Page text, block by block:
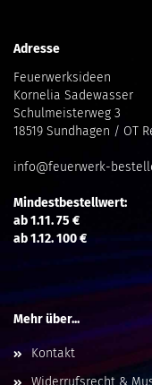
Adresse
Feuerwerksideen
Kornelia Sadewasser
Schulmeisterweg 3
18519 Sundhagen / OT
info@feuerwerk-
Mindestbestellwert:
ab 1.11. 75 €
ab 1.12. 100 €
Mehr über...
Kontakt
Widerrufsrecht &